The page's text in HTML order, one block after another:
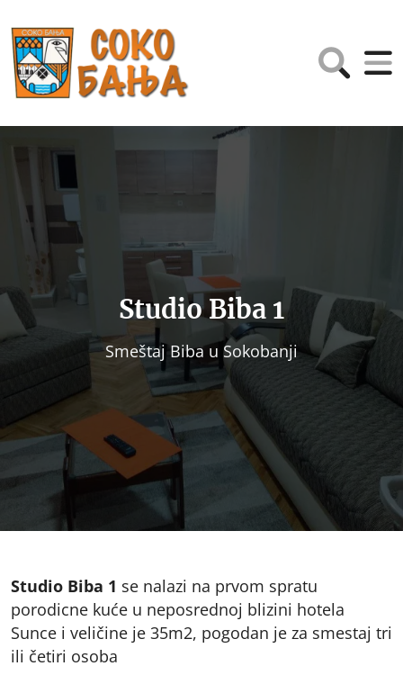
Studio Biba 1
Smeštaj Biba u Sokobanji
Studio Biba 1 se nalazi na prvom spratu
porodicne kuće u neposrednoj blizini hotela
Sunce i veličine je 35m2, pogodan je za smestaj tri
ili četiri osoba